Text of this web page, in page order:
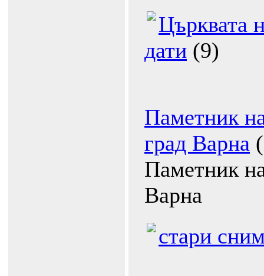
Църквата
дати (9)
Паметник
град Варна
Паметник
Варна
стари